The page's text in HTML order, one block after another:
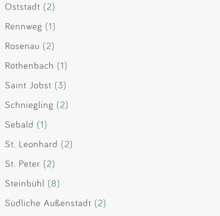
Oststadt (2)
Rennweg (1)
Rosenau (2)
Röthenbach (1)
Saint Jobst (3)
Schniegling (2)
Sebald (1)
St. Leonhard (2)
St. Peter (2)
Steinbühl (8)
Südliche Außenstadt (2)